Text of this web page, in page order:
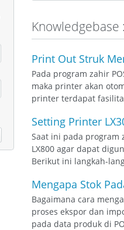
Knowledgebase
Print Out Struk
Pada program zahir
maka printer akan
printer terdapat
Setting Printer
Saat ini pada program
LX800 agar dapat
Berikut ini langkah-
Mengapa Stok
Bagaimana cara
proses ekspor dan
pada data produk di